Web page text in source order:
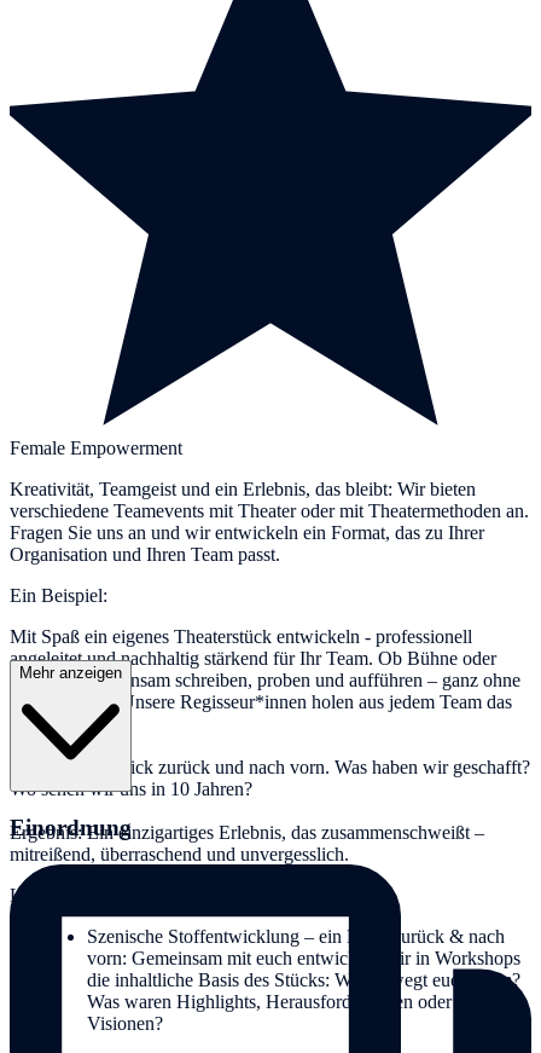
Female Empowerment
Kreativität, Teamgeist und ein Erlebnis, das bleibt: Wir bieten
verschiedene Teamevents mit Theater oder mit Theatermethoden an.
Fragen Sie uns an und wir entwickeln ein Format, das zu Ihrer
Organisation und Ihren Team passt.
Ein Beispiel:
Mit Spaß ein eigenes Theaterstück entwickeln - professionell
angeleitet und nachhaltig stärkend für Ihr Team. Ob Bühne oder
Kamera: Gemeinsam schreiben, proben und aufführen – ganz ohne
Vorerfahrung. Unsere Regisseur*innen holen aus jedem Team das
Beste heraus.
Ein kreativer Blick zurück und nach vorn. Was haben wir geschafft?
Wo sehen wir uns in 10 Jahren?
Ergebnis: Ein einzigartiges Erlebnis, das zusammenschweißt –
mitreißend, überraschend und unvergesslich.
Leistungen inklusive
Szenische Stoffentwicklung – ein Blick zurück & nach
vorn: Gemeinsam mit euch entwickeln wir in Workshops
die inhaltliche Basis des Stücks: Was bewegt euer Team?
Was waren Highlights, Herausforderungen oder
Visionen?
Mehr anzeigen
Einordnung